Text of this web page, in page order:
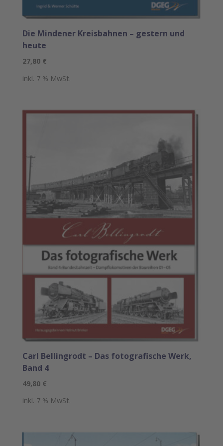
Die Mindener Kreisbahnen – gestern und
heute
27,80 €
inkl. 7 % MwSt.
Carl Bellingrodt – Das fotografische Werk,
Band 4
49,80 €
inkl. 7 % MwSt.